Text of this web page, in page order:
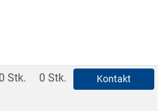
0 Stk. 0 Stk. Kontakt